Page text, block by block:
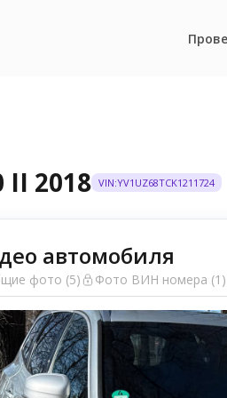
II 2018 VIN:YV1UZ68TCK1211724
автомобиля
фото (5) Фото ВИН номера (1)